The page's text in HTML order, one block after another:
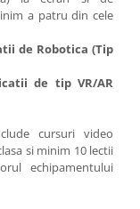
a patru din cele
de Robotica (Tip
de tip VR/AR
cursuri video
si minim 10 lectii
echipamentului